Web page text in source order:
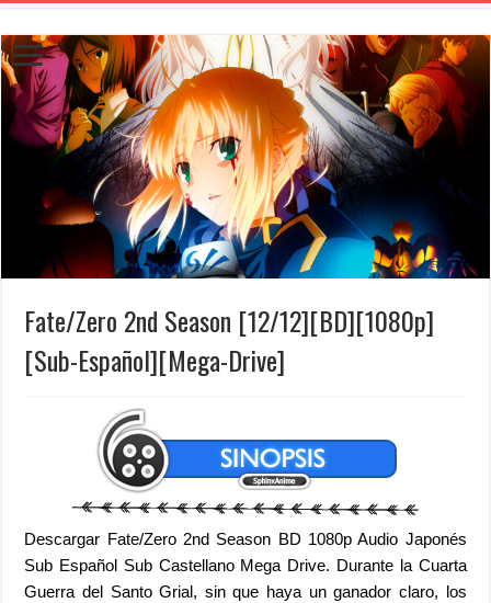
Fate/Zero 2nd Season [12/12][BD][1080p]
[Sub-Español][Mega-Drive]
Descargar Fate/Zero 2nd Season BD 1080p Audio Japonés
Sub Español Sub Castellano Mega Drive. Durante la Cuarta
Guerra del Santo Grial, sin que haya un ganador claro, los